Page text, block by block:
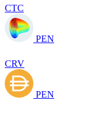
CTC
PEN
CRV
PEN